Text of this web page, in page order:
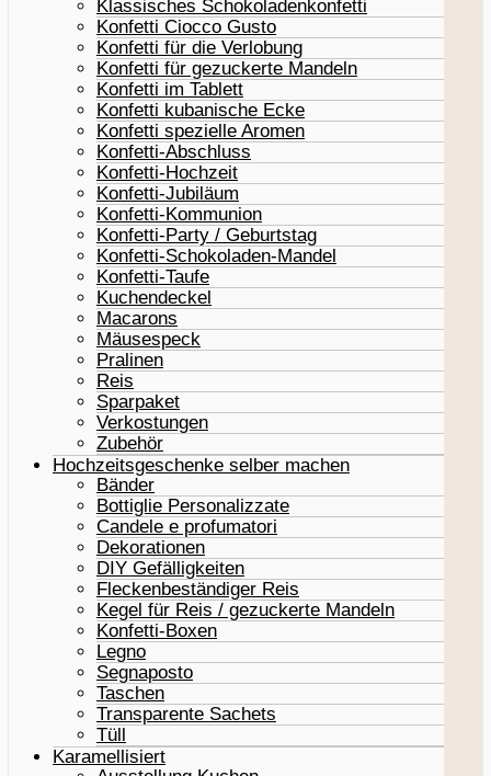
Klassisches Schokoladenkonfetti
Konfetti Ciocco Gusto
Konfetti für die Verlobung
Konfetti für gezuckerte Mandeln
Konfetti im Tablett
Konfetti kubanische Ecke
Konfetti spezielle Aromen
Konfetti-Abschluss
Konfetti-Hochzeit
Konfetti-Jubiläum
Konfetti-Kommunion
Konfetti-Party / Geburtstag
Konfetti-Schokoladen-Mandel
Konfetti-Taufe
Kuchendeckel
Macarons
Mäusespeck
Pralinen
Reis
Sparpaket
Verkostungen
Zubehör
Hochzeitsgeschenke selber machen
Bänder
Bottiglie Personalizzate
Candele e profumatori
Dekorationen
DIY Gefälligkeiten
Fleckenbeständiger Reis
Kegel für Reis / gezuckerte Mandeln
Konfetti-Boxen
Legno
Segnaposto
Taschen
Transparente Sachets
Tüll
Karamellisiert